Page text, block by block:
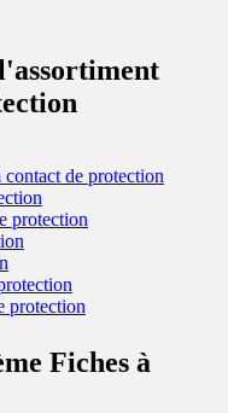
de protection
protection
protection
Fiches à